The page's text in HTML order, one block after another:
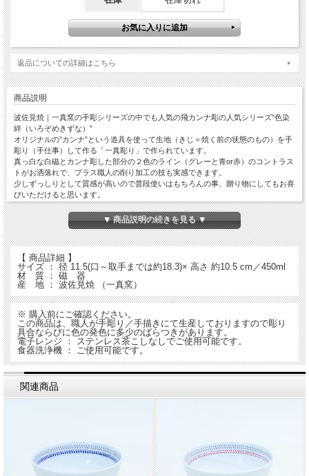
返品についての詳細はこちら
商品説明
波佐見焼｜一真窯の手彫シリーズの中でも人気の飛カンナ彫の人気シリーズ”色染
絆（いろぞめきずな）”
オリジナルの”カンナ”という道具を使って生地（きじ＝焼く前の状態のもの）を手
彫り（手仕事）して作る「一真彫り」で作られています。
真っ白な白磁とカンナ彫した部分の２色のライン（グレーと青or赤）のコントラス
トがお洒落れで、プラス職人の削り加工の技も実感できます。
少しずっしりとして質感が高いので普段使いはもちろんの事、贈り物にしてもお喜
びいただけると思います。
本当にカワイイデザインのポットです！注ぎ口もシュッとして注ぎやすく使い勝手
もよい上に、まわりの”しのぎ彫り”も器をシャープに彩っています。 プレゼントに
最適です！
▼ 商品説明の続きを見る ▼
【 商品詳細 】
サイズ ： 径 11.5(口～取手までは約18.3)× 高さ 約10.5 cm／450ml
材 質 ： 磁 器
産 地 ： 波佐見焼 （一真窯）
※ 購入前にご確認ください。
この商品は、職人が手彫り／手描きにて生産しておりますので彫り
具合ならびに色の発色に多少のばらつきがあります。
電子レンジ ： ステンレス茶こしなしでご使用可能です。
食器洗浄機 ： ご使用可能です。
関連商品